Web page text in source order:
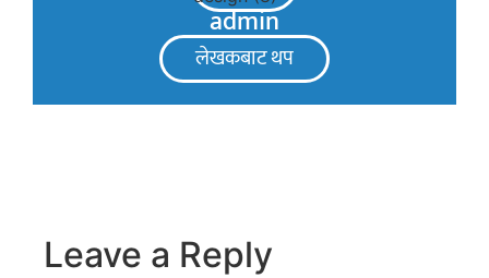
admin
लेखकबाट थप
Leave a Reply